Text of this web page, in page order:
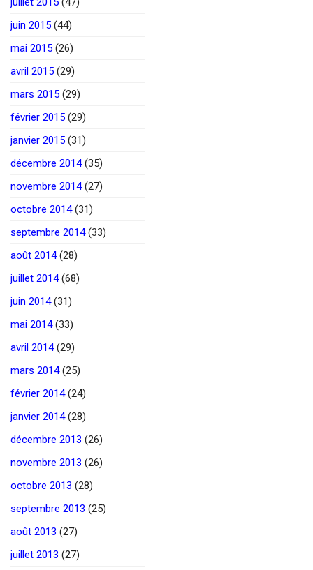
juin 2015 (44)
mai 2015 (26)
avril 2015 (29)
mars 2015 (29)
février 2015 (29)
janvier 2015 (31)
décembre 2014(35)
novembre 2014(27)
octobre 2014(31)
septembre 2014(33)
août 2014(28)
juillet 2014(68)
juin 2014(31)
mai 2014(33)
avril 2014(29)
mars 2014(25)
février 2014(24)
janvier 2014(28)
décembre 2013 (26)
novembre 2013 (26)
octobre 2013 (28)
septembre 2013 (25)
août 2013 (27)
juillet 2013 (27)